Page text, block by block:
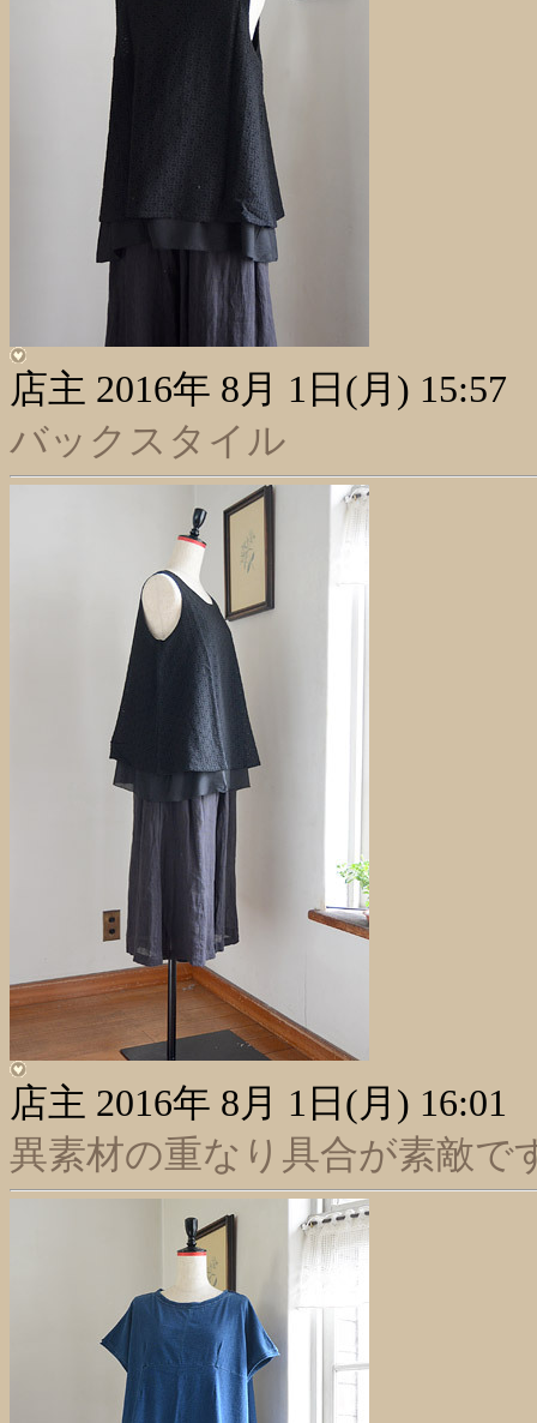
店主 2016年 8月 1日(月) 15:57
バックスタイル
店主 2016年 8月 1日(月) 16:01
異素材の重なり具合が素敵で